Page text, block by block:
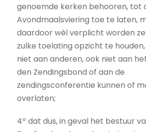
genoemde kerken behooren, tot
Avondmaalsviering toe te laten,
daardoor wèl verplicht worden
zulke toelating opzicht te
niet aan anderen, ook niet aan
den Zendingsbond of aan de
zendingsconferentie kunnen of
overlaten;
4º dat dus, in geval het bestuur